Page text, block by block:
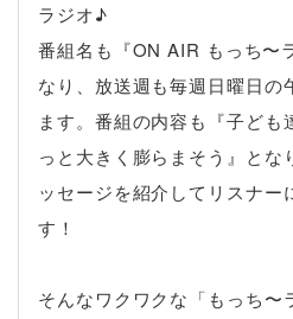
ラジオ♪
番組名も『ON AIR もっち〜
なり、放送週も毎週日曜日の
ます。番組の内容も『子ども
っと大きく膨らまそう』とな
ッセージを紹介してリスナー
す！
そんなワクワクな「もっち〜